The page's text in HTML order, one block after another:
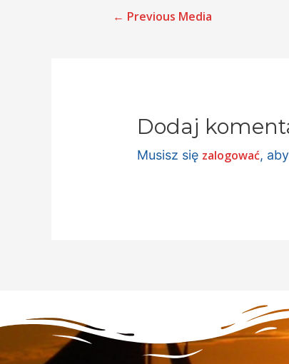
← Previous Media
Dodaj
Musisz się zalogować,